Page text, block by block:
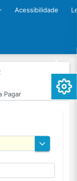
Acessibilidade
Pagar